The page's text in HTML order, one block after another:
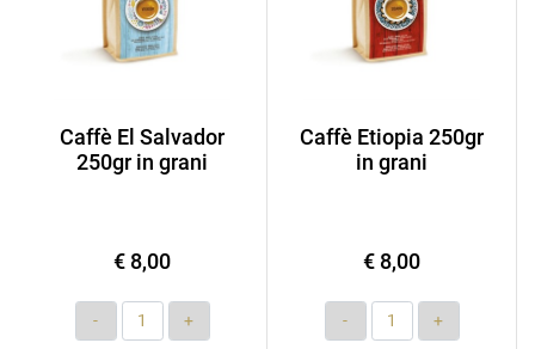
Caffè El Salvador
250gr in grani
€ 8,00
Quantity
Caffè Etiopia 250gr
in grani
€ 8,00
Quantity